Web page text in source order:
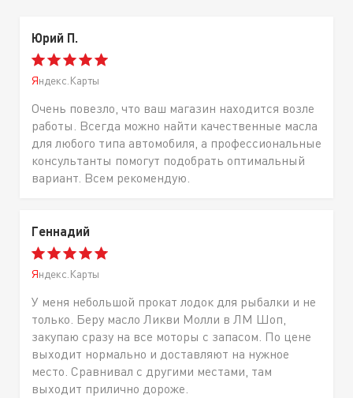
Юрий П.
Яндекс.Карты
Очень повезло, что ваш магазин находится возле
работы. Всегда можно найти качественные масла
для любого типа автомобиля, а профессиональные
консультанты помогут подобрать оптимальный
вариант. Всем рекомендую.
Геннадий
Яндекс.Карты
У меня небольшой прокат лодок для рыбалки и не
только. Беру масло Ликви Молли в ЛМ Шоп,
закупаю сразу на все моторы с запасом. По цене
выходит нормально и доставляют на нужное
место. Сравнивал с другими местами, там
выходит прилично дороже.